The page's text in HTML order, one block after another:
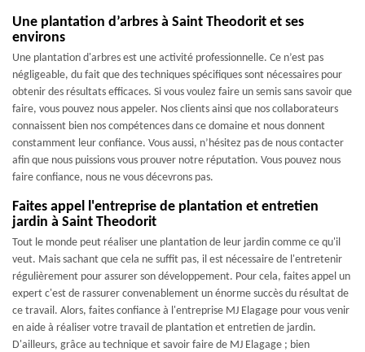
Une plantation d’arbres à Saint Theodorit et ses
environs
Une plantation d'arbres est une activité professionnelle. Ce n’est pas
négligeable, du fait que des techniques spécifiques sont nécessaires pour
obtenir des résultats efficaces. Si vous voulez faire un semis sans savoir que
faire, vous pouvez nous appeler. Nos clients ainsi que nos collaborateurs
connaissent bien nos compétences dans ce domaine et nous donnent
constamment leur confiance. Vous aussi, n’hésitez pas de nous contacter
afin que nous puissions vous prouver notre réputation. Vous pouvez nous
faire confiance, nous ne vous décevrons pas.
Faites appel l'entreprise de plantation et entretien
jardin à Saint Theodorit
Tout le monde peut réaliser une plantation de leur jardin comme ce qu'il
veut. Mais sachant que cela ne suffit pas, il est nécessaire de l'entretenir
régulièrement pour assurer son développement. Pour cela, faites appel un
expert c'est de rassurer convenablement un énorme succès du résultat de
ce travail. Alors, faites confiance à l'entreprise MJ Elagage pour vous venir
en aide à réaliser votre travail de plantation et entretien de jardin.
D'ailleurs, grâce au technique et savoir faire de MJ Elagage ; bien